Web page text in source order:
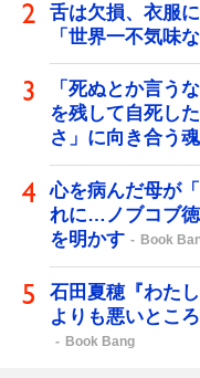
舌は欠損、衣服
「世界一不気味
「死ぬとか言う
を残して自死し
さ」に向き合う
心を病んだ母が
れに…ノブコブ
を明かす
Book
石田夏穂『わた
よりも悪いとこ
Book Bang